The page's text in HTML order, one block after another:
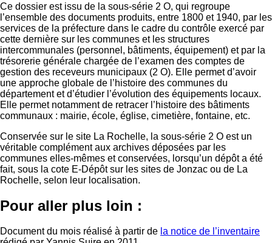
Ce dossier est issu de la sous-série 2 O, qui regroupe
l’ensemble des documents produits, entre 1800 et 1940, par les
services de la préfecture dans le cadre du contrôle exercé par
cette dernière sur les communes et les structures
intercommunales (personnel, bâtiments, équipement) et par la
trésorerie générale chargée de l’examen des comptes de
gestion des receveurs municipaux (2 O). Elle permet d’avoir
une approche globale de l’histoire des communes du
département et d’étudier l’évolution des équipements locaux.
Elle permet notamment de retracer l’histoire des bâtiments
communaux : mairie, école, église, cimetière, fontaine, etc.
Conservée sur le site La Rochelle, la sous-série 2 O est un
véritable complément aux archives déposées par les
communes elles-mêmes et conservées, lorsqu’un dépôt a été
fait, sous la cote E-Dépôt sur les sites de Jonzac ou de La
Rochelle, selon leur localisation.
Pour aller plus loin :
Document du mois réalisé à partir de la notice de l’inventaire